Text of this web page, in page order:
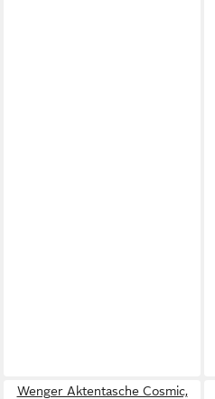
Wenger Aktentasche Cosmic,